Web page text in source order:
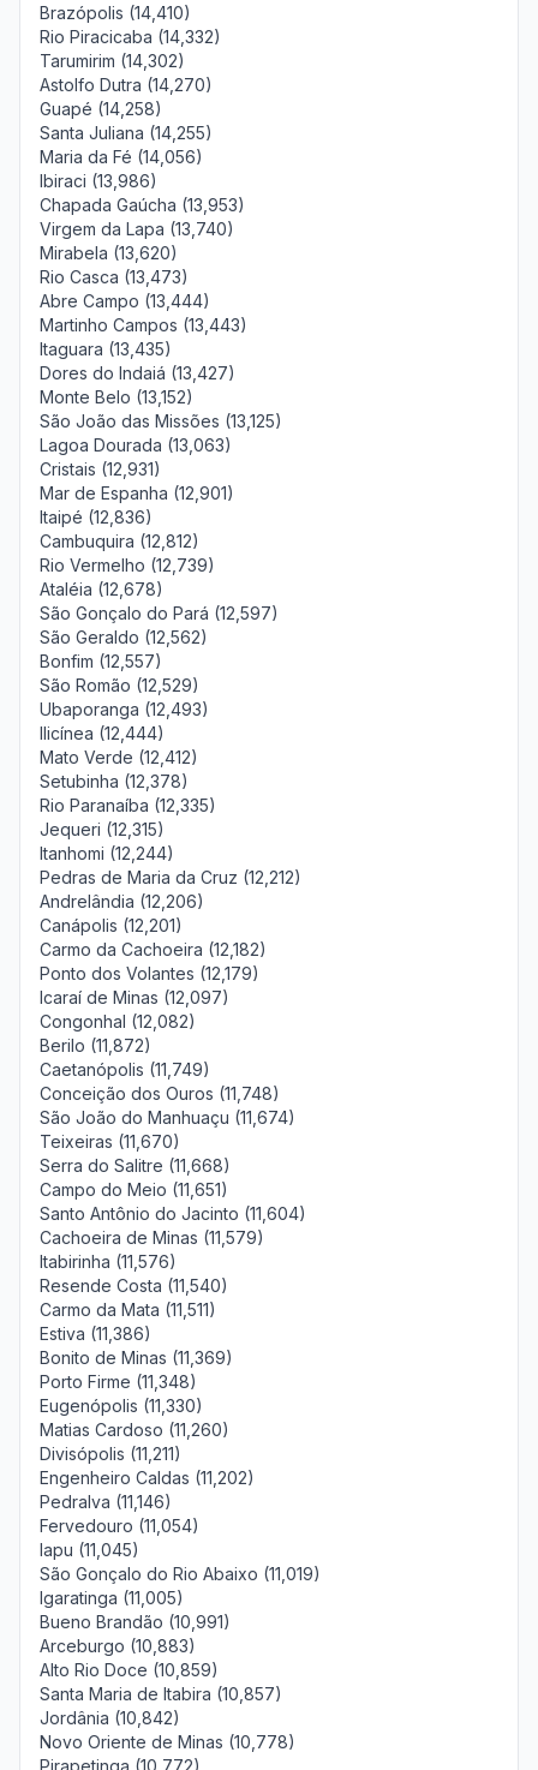
Brazópolis (14,410)
Rio Piracicaba (14,332)
Tarumirim (14,302)
Astolfo Dutra (14,270)
Guapé (14,258)
Santa Juliana (14,255)
Maria da Fé (14,056)
Ibiraci (13,986)
Chapada Gaúcha (13,953)
Virgem da Lapa (13,740)
Mirabela (13,620)
Rio Casca (13,473)
Abre Campo (13,444)
Martinho Campos (13,443)
Itaguara (13,435)
Dores do Indaiá (13,427)
Monte Belo (13,152)
São João das Missões (13,125)
Lagoa Dourada (13,063)
Cristais (12,931)
Mar de Espanha (12,901)
Itaipé (12,836)
Cambuquira (12,812)
Rio Vermelho (12,739)
Ataléia (12,678)
São Gonçalo do Pará (12,597)
São Geraldo (12,562)
Bonfim (12,557)
São Romão (12,529)
Ubaporanga (12,493)
Ilicínea (12,444)
Mato Verde (12,412)
Setubinha (12,378)
Rio Paranaíba (12,335)
Jequeri (12,315)
Itanhomi (12,244)
Pedras de Maria da Cruz (12,212)
Andrelândia (12,206)
Canápolis (12,201)
Carmo da Cachoeira (12,182)
Ponto dos Volantes (12,179)
Icaraí de Minas (12,097)
Congonhal (12,082)
Berilo (11,872)
Caetanópolis (11,749)
Conceição dos Ouros (11,748)
São João do Manhuaçu (11,674)
Teixeiras (11,670)
Serra do Salitre (11,668)
Campo do Meio (11,651)
Santo Antônio do Jacinto (11,604)
Cachoeira de Minas (11,579)
Itabirinha (11,576)
Resende Costa (11,540)
Carmo da Mata (11,511)
Estiva (11,386)
Bonito de Minas (11,369)
Porto Firme (11,348)
Eugenópolis (11,330)
Matias Cardoso (11,260)
Divisópolis (11,211)
Engenheiro Caldas (11,202)
Pedralva (11,146)
Fervedouro (11,054)
Iapu (11,045)
São Gonçalo do Rio Abaixo (11,019)
Igaratinga (11,005)
Bueno Brandão (10,991)
Arceburgo (10,883)
Alto Rio Doce (10,859)
Santa Maria de Itabira (10,857)
Jordânia (10,842)
Novo Oriente de Minas (10,778)
Pirapetinga (10,772)